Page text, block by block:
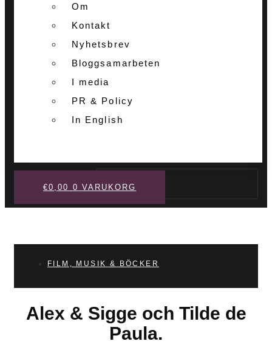
Om
Kontakt
Nyhetsbrev
Bloggsamarbeten
I media
PR & Policy
In English
Sök
€0,00 0 VARUKORG
FILM, MUSIK & BÖCKER
Alex & Sigge och Tilde de
Paula.